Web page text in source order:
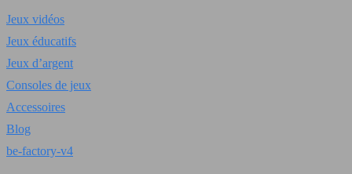
Jeux vidéos
Jeux éducatifs
Jeux d’argent
Consoles de jeux
Accessoires
Blog
be-factory-v4